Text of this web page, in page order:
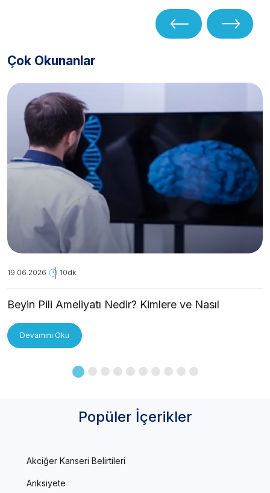
Çok Okunanlar
19.06.2026 10dk.
Beyin Pili Ameliyatı Nedir? Kimlere ve Nasıl
Devamını Oku
Popüler İçerikler
Akciğer Kanseri Belirtileri
Anksiyete